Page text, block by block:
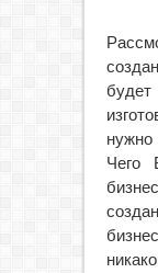
Чего